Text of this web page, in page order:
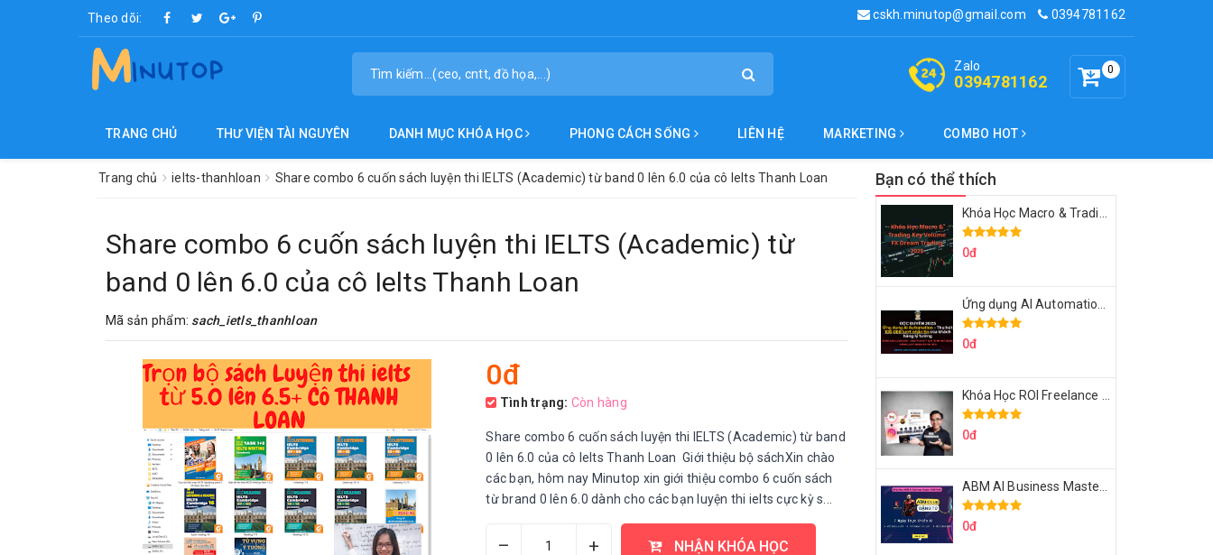
Theo dõi: cskh.minutop@gmail.com 0394781162
0
Zalo
0394781162
TRANG CHỦ THƯ VIỆN TÀI NGUYÊN DANH MỤC KHÓA HỌC PHONG CÁCH SỐNG LIÊN HỆ MARKETING COMBO HOT
Trang chủ ielts-thanhloan Share combo 6 cuốn sách luyện thi IELTS (Academic) từ band 0 lên 6.0 của cô Ielts Thanh Loan
Share combo 6 cuốn sách luyện thi IELTS (Academic) từ
band 0 lên 6.0 của cô Ielts Thanh Loan
Mã sản phẩm: sach_ietls_thanhloan
0đ
Tình trạng: Còn hàng
Share combo 6 cuốn sách luyện thi IELTS (Academic) từ band
0 lên 6.0 của cô Ielts Thanh Loan Giới thiệu bộ sáchXin chào
các bạn, hôm nay Minutop xin giới thiệu combo 6 cuốn sách
từ brand 0 lên 6.0 dành cho các bạn luyện thi ielts cực kỳ s...
– + NHẬN KHÓA HỌC
Bạn có thể thích
0đ
0đ
0đ
0đ